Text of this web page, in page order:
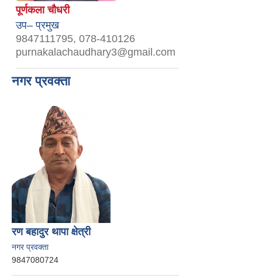
पूर्णकला चौधरी
उप– प्रमुख
9847111795, 078-410126
purnakalachaudhary3@gmail.com
नगर प्रवक्ता
रण बहादुर थापा क्षेत्री
नगर प्रवक्ता
9847080724